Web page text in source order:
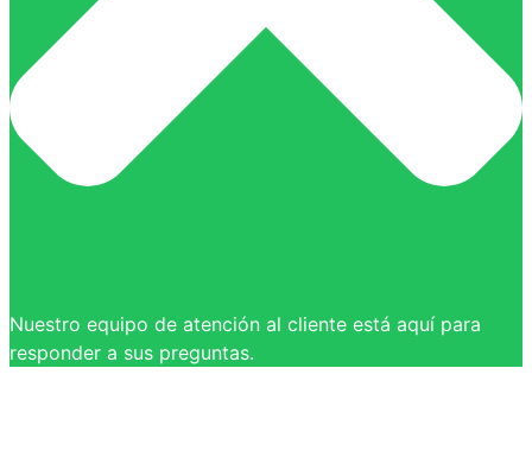
Nuestro equipo de atención al cliente está aquí para
responder a sus preguntas.